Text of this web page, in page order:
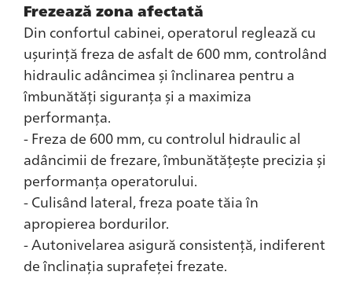
Frezează zona afectată
Din confortul cabinei, operatorul reglează cu
ușurință freza de asfalt de 600 mm, controlând
hidraulic adâncimea și înclinarea pentru a
îmbunătăți siguranța și a maximiza
performanța.
- Freza de 600 mm, cu controlul hidraulic al
adâncimii de frezare, îmbunătățește precizia și
performanța operatorului.
- Culisând lateral, freza poate tăia în
apropierea bordurilor.
- Autonivelarea asigură consistență, indiferent
de înclinația suprafeței frezate.